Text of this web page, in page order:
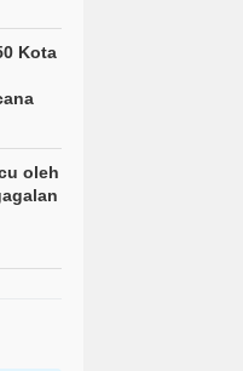
Kota
oleh